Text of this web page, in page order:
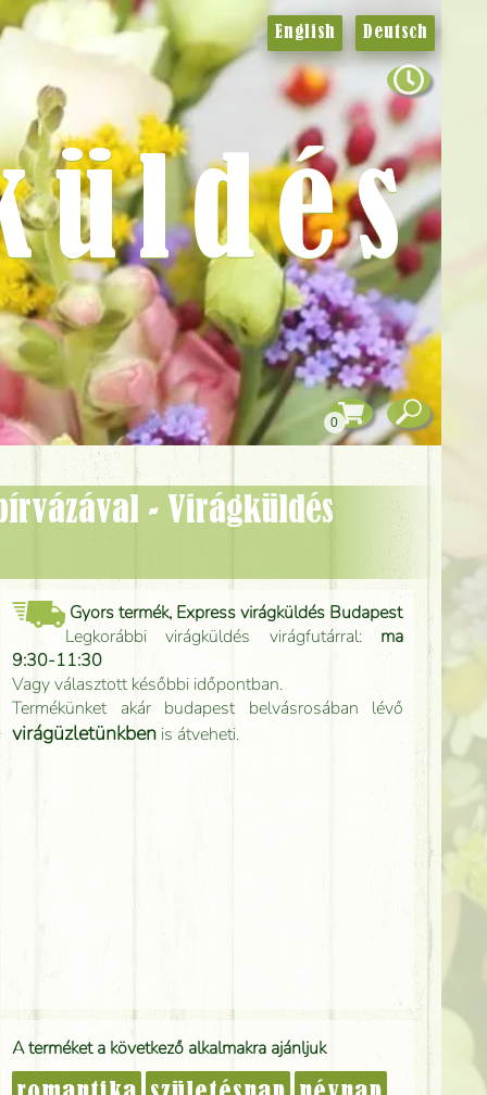
Gyors termék, Express virágküldés Budapest
Legkorábbi virágküldés virágfutárral: ma
9:30-11:30
Vagy választott későbbi időpontban.
Termékünket akár budapest belvásrosában lévő
virágüzletünkben is átveheti.
A terméket a következő alkalmakra ajánljuk
English Deutsch
0